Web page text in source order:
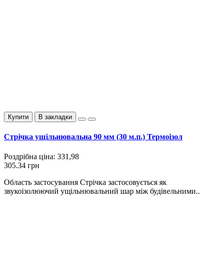
Купити В закладки
Стрічка ущільнювальна 90 мм (30 м.п.) Термоізол
Роздрібна ціна: 331,98
305.34 грн
Область застосування Стрічка застосовується як
звукоізолюючий ущільнювальний шар між будівельними..